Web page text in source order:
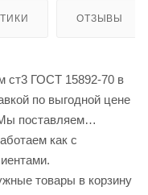
ОТЗЫВЫ
ст3 ГОСТ 15892-70 в
по выгодной цене
поставляем
как с
товары в корзину